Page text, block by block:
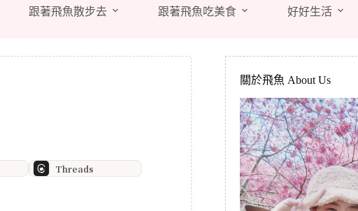
跟著飛魚散步去 跟著飛魚吃美食 好好生活
Threads
關於飛魚 About Us